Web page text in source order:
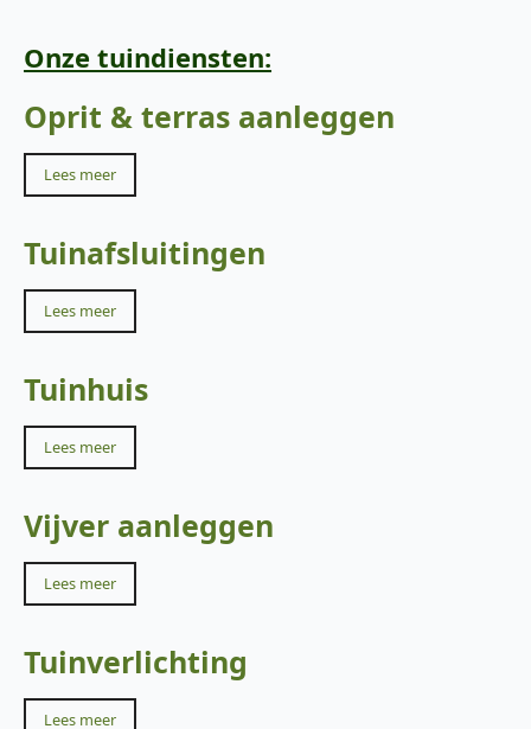
Onze tuindiensten:
Oprit & terras aanleggen
Lees meer
Tuinafsluitingen
Lees meer
Tuinhuis
Lees meer
Vijver aanleggen
Lees meer
Tuinverlichting
Lees meer